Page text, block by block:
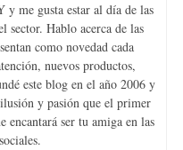
me gusta estar al día de las
sector. Hablo acerca de las
como novedad cada
nuevos productos,
este blog en el año 2006 y
y pasión que el primer
encantará ser tu amiga en las